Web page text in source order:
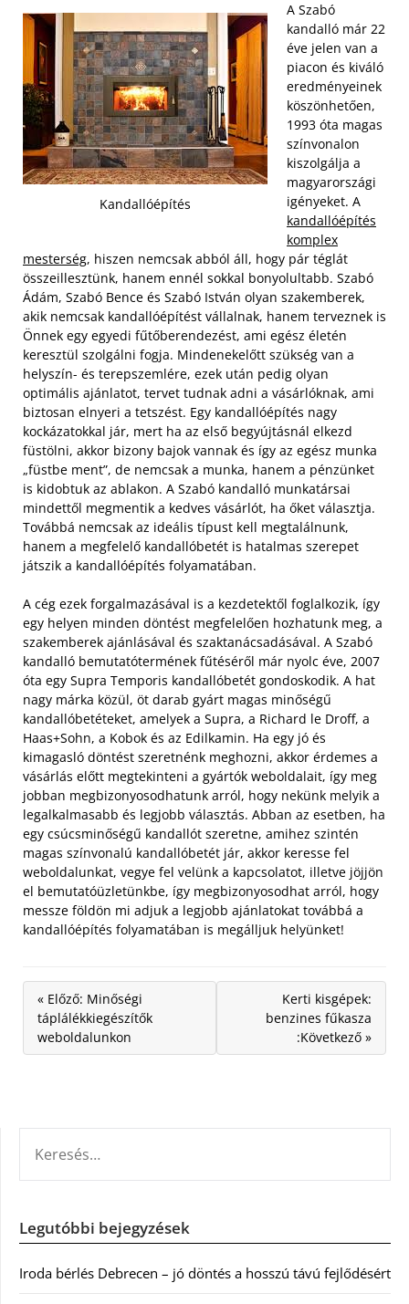
Kandallóépítés
A Szabó
kandalló már 22
éve jelen van a
piacon és kiváló
eredményeinek
köszönhetően,
1993 óta magas
színvonalon
kiszolgálja a
magyarországi
igényeket. A
kandallóépítés
komplex
mesterség, hiszen nemcsak abból áll, hogy pár téglát
összeillesztünk, hanem ennél sokkal bonyolultabb. Szabó
Ádám, Szabó Bence és Szabó István olyan szakemberek,
akik nemcsak kandallóépítést vállalnak, hanem terveznek is
Önnek egy egyedi fűtőberendezést, ami egész életén
keresztül szolgálni fogja. Mindenekelőtt szükség van a
helyszín- és terepszemlére, ezek után pedig olyan
optimális ajánlatot, tervet tudnak adni a vásárlóknak, ami
biztosan elnyeri a tetszést. Egy kandallóépítés nagy
kockázatokkal jár, mert ha az első begyújtásnál elkezd
füstölni, akkor bizony bajok vannak és így az egész munka
„füstbe ment”, de nemcsak a munka, hanem a pénzünket
is kidobtuk az ablakon. A Szabó kandalló munkatársai
mindettől megmentik a kedves vásárlót, ha őket választja.
Továbbá nemcsak az ideális típust kell megtalálnunk,
hanem a megfelelő kandallóbetét is hatalmas szerepet
játszik a kandallóépítés folyamatában.
A cég ezek forgalmazásával is a kezdetektől foglalkozik, így
egy helyen minden döntést megfelelően hozhatunk meg, a
szakemberek ajánlásával és szaktanácsadásával. A Szabó
kandalló bemutatótermének fűtéséről már nyolc éve, 2007
óta egy Supra Temporis kandallóbetét gondoskodik. A hat
nagy márka közül, öt darab gyárt magas minőségű
kandallóbetéteket, amelyek a Supra, a Richard le Droff, a
Haas+Sohn, a Kobok és az Edilkamin. Ha egy jó és
kimagasló döntést szeretnénk meghozni, akkor érdemes a
vásárlás előtt megtekinteni a gyártók weboldalait, így meg
jobban megbizonyosodhatunk arról, hogy nekünk melyik a
legalkalmasabb és legjobb választás. Abban az esetben, ha
egy csúcsminőségű kandallót szeretne, amihez szintén
magas színvonalú kandallóbetét jár, akkor keresse fel
weboldalunkat, vegye fel velünk a kapcsolatot, illetve jöjjön
el bemutatóüzletünkbe, így megbizonyosodhat arról, hogy
messze földön mi adjuk a legjobb ajánlatokat továbbá a
kandallóépítés folyamatában is megálljuk helyünket!
« Előző: Minőségi
táplálékkiegészítők
weboldalunkon
Kerti kisgépek:
benzines fűkasza
:Következő »
Legutóbbi bejegyzések
Iroda bérlés Debrecen – jó döntés a hosszú távú fejlődésért